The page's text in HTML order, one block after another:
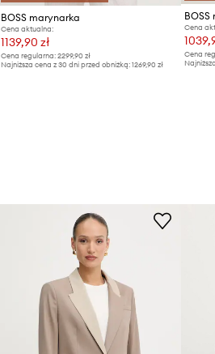
BOSS marynarka
Cena aktualna:
1139,90 zł
Cena regularna: 2299,90 zł
Najniższa cena z 30 dni przed obniżką: 1269,90 zł
Cena
Cena